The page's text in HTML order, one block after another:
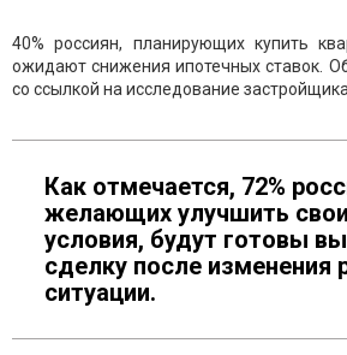
40% россиян, планирующих купить
ожидают снижения ипотечных ставок.
со ссылкой на исследование
Как отмечается, 72%
желающих улучшить
условия, будут готовы
сделку после изменения
ситуации.